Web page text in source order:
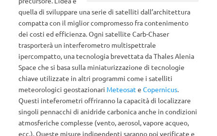
quella di sviluppare una serie di satelliti dall’architettura
compatta con il miglior compromesso fra contenimento
dei costi ed efficienza. Ogni satellite Carb-Chaser
trasporterà un interferometro multispettrale
ipercompatto, una tecnologia brevettata da Thales Alenia
Space che si basa sulla miniaturizzazione di tecnologie
chiave utilizzate in altri programmi come i satelliti
meteorologici geostazionari Meteosat e Copernicus.
Questi inteferometri offriranno la capacità di localizzare
singoli pennacchi di anidride carbonica anche in condizioni
atmosferiche complesse (vento, aerosol, vapore acqueo,
ecc.). Queste misure indipendenti saranno poi verificate e